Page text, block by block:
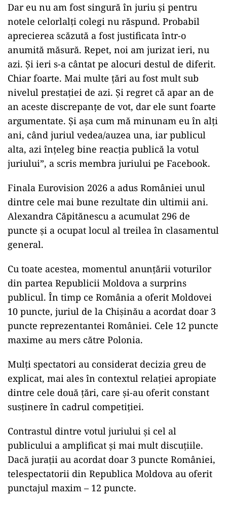
Dar eu nu am fost singură în juriu și pentru
notele celorlalți colegi nu răspund. Probabil
aprecierea scăzută a fost justificata într-o
anumită măsură. Repet, noi am jurizat ieri, nu
azi. Și ieri s-a cântat pe alocuri destul de diferit.
Chiar foarte. Mai multe țări au fost mult sub
nivelul prestației de azi. Și regret că apar an de
an aceste discrepanțe de vot, dar ele sunt foarte
argumentate. Și așa cum mă minunam eu în alți
ani, când juriul vedea/auzea una, iar publicul
alta, azi înțeleg bine reacția publică la votul
juriului”, a scris membra juriului pe Facebook.
Finala Eurovision 2026 a adus României unul
dintre cele mai bune rezultate din ultimii ani.
Alexandra Căpitănescu a acumulat 296 de
puncte și a ocupat locul al treilea în clasamentul
general.
Cu toate acestea, momentul anunțării voturilor
din partea Republicii Moldova a surprins
publicul. În timp ce România a oferit Moldovei
10 puncte, juriul de la Chișinău a acordat doar 3
puncte reprezentantei României. Cele 12 puncte
maxime au mers către Polonia.
Mulți spectatori au considerat decizia greu de
explicat, mai ales în contextul relației apropiate
dintre cele două țări, care și-au oferit constant
susținere în cadrul competiției.
Contrastul dintre votul juriului și cel al
publicului a amplificat și mai mult discuțiile.
Dacă jurații au acordat doar 3 puncte României,
telespectatorii din Republica Moldova au oferit
punctajul maxim – 12 puncte.